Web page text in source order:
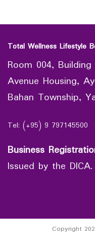
Total Wellness Lifestyle
Room 004,
Avenue Housing,
Bahan Township,
Tel: (+95) 9 797145500
Business
Issued by the DICA.
Copyright